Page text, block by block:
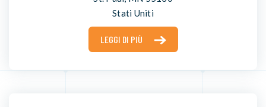
Stati Uniti
LEGGI DI PIÙ